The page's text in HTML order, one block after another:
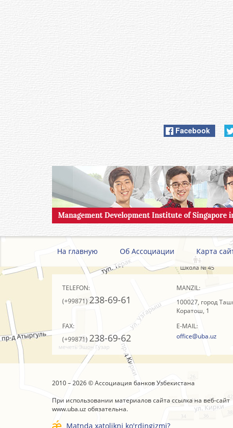
Facebook
На главную Об Ассоциации Карта
TELEFON:
(+99871)238-69-61
MANZIL:
100027, город
Коратош, 1
FAX:
(+99871) 238-69-62
E-MAIL:
office@uba.uz
2010 – 2026 © Ассоциация банков Узбекистана
При использовании материалов сайта ссылка на веб-сайт
www.uba.uz обязательна.
Matnda xatolikni ko'rdingizmi?